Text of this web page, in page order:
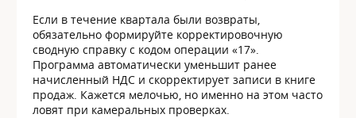
Если в течение квартала были возвраты,
обязательно формируйте корректировочную
сводную справку с кодом операции «17».
Программа автоматически уменьшит ранее
начисленный НДС и скорректирует записи в книге
продаж. Кажется мелочью, но именно на этом часто
ловят при камеральных проверках.